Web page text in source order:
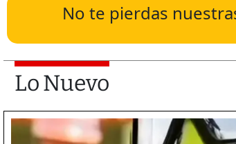
No te pierdas
Lo Nuevo